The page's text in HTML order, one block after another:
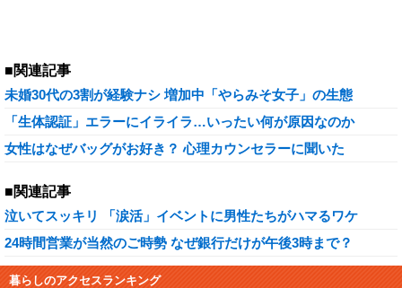
■関連記事
未婚30代の3割が経験ナシ 増加中「やらみそ女子」の生態
「生体認証」エラーにイライラ…いったい何が原因なのか
女性はなぜバッグがお好き？ 心理カウンセラーに聞いた
■関連記事
泣いてスッキリ 「涙活」イベントに男性たちがハマるワケ
24時間営業が当然のご時勢 なぜ銀行だけが午後3時まで？
暮らしのアクセスランキング